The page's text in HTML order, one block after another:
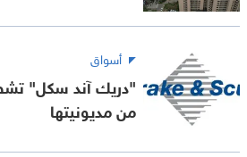
أسواق
من مديونيتها